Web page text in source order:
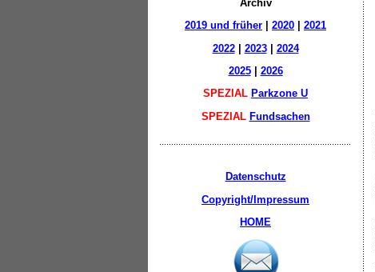
Archiv
2019 und früher
2020
2021
2022| 2023| 2024
2025| 2026
SPEZIAL Parkzone U
SPEZIAL Fundsachen
Datenschutz
Copyright/Impressum
HOME